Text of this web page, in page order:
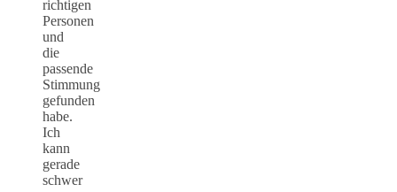
richtigen
Personen
und
die
passende
Stimmung
gefunden
habe.
Ich
kann
gerade
schwer